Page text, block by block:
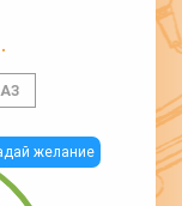
желание